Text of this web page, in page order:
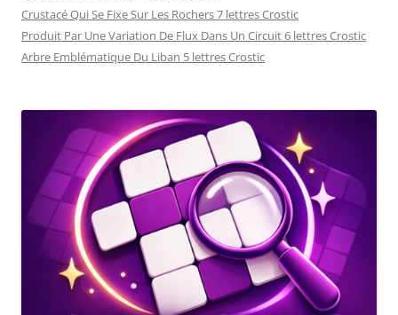
Crustacé Qui Se Fixe Sur Les Rochers 7 lettres Crostic
Produit Par Une Variation De Flux Dans Un Circuit 6 lettres Crostic
Arbre Emblématique Du Liban 5 lettres Crostic